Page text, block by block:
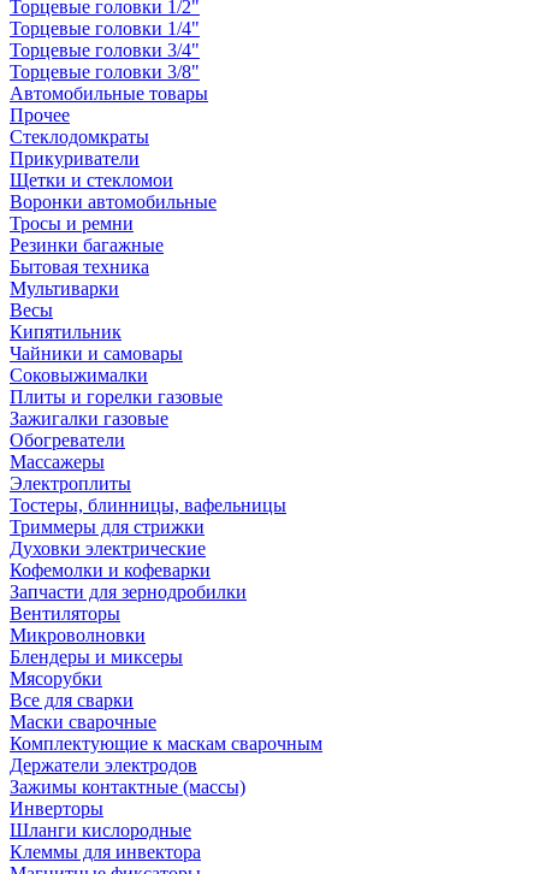
Торцевые головки 1/2"
Торцевые головки 1/4"
Торцевые головки 3/4"
Торцевые головки 3/8"
Автомобильные товары
Прочее
Стеклодомкраты
Прикуриватели
Щетки и стекломои
Воронки автомобильные
Тросы и ремни
Резинки багажные
Бытовая техника
Мультиварки
Весы
Кипятильник
Чайники и самовары
Соковыжималки
Плиты и горелки газовые
Зажигалки газовые
Обогреватели
Массажеры
Электроплиты
Тостеры, блинницы, вафельницы
Триммеры для стрижки
Духовки электрические
Кофемолки и кофеварки
Запчасти для зернодробилки
Вентиляторы
Микроволновки
Блендеры и миксеры
Мясорубки
Все для сварки
Маски сварочные
Комплектующие к маскам сварочным
Держатели электродов
Зажимы контактные (массы)
Инверторы
Шланги кислородные
Клеммы для инвектора